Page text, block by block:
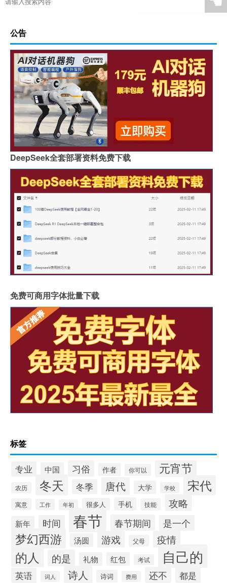
公告
DeepSeek全套部署资料免费下载
免费可商用字体批量下载
标签
专业 中国 习俗 作者 你可以 元宵节
农历 冬天 冬季 唐代 大学 学校 宋代
寓意 工作 年初 很多人 手机 技能 攻略
新年 时间 春节 春节期间 是一个
梦幻西游 汤圆 游戏 父母 疫情
的人 的是 礼物 红包 考试 自己的
英语 词人 诗人 诗词 费用 还不 都是